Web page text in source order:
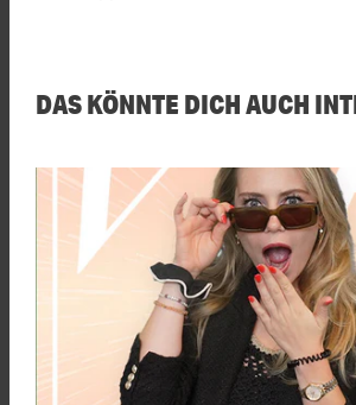
DAS KÖNNTE DICH AUCH